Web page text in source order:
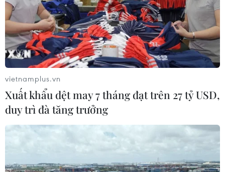
vietnamplus.vn
Xuất khẩu dệt may 7 tháng đạt trên 27 tỷ USD,
duy trì đà tăng trưởng